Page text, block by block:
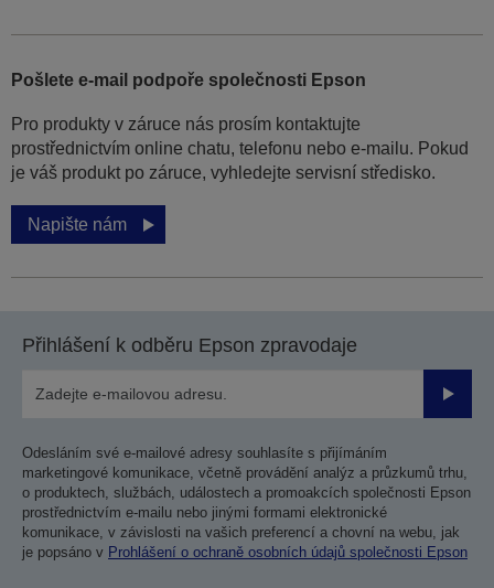
Pošlete e-mail podpoře společnosti Epson
Pro produkty v záruce nás prosím kontaktujte
prostřednictvím online chatu, telefonu nebo e-mailu. Pokud
je váš produkt po záruce, vyhledejte servisní středisko.
Napište nám
Přihlášení k odběru Epson zpravodaje
Odesláním své e-mailové adresy souhlasíte s přijímáním
marketingové komunikace, včetně provádění analýz a průzkumů trhu,
o produktech, službách, událostech a promoakcích společnosti Epson
prostřednictvím e-mailu nebo jinými formami elektronické
komunikace, v závislosti na vašich preferencí a chovní na webu, jak
je popsáno v Prohlášení o ochraně osobních údajů společnosti Epson